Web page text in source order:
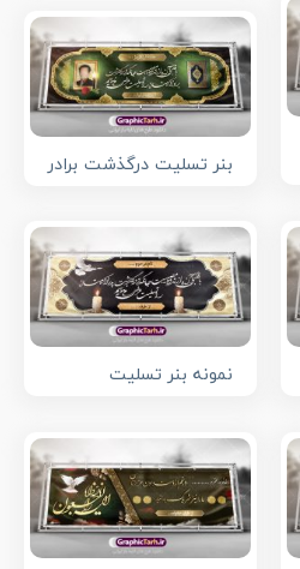
بنر تسلیت درگذشت برادر
نمونه بنر تسلیت